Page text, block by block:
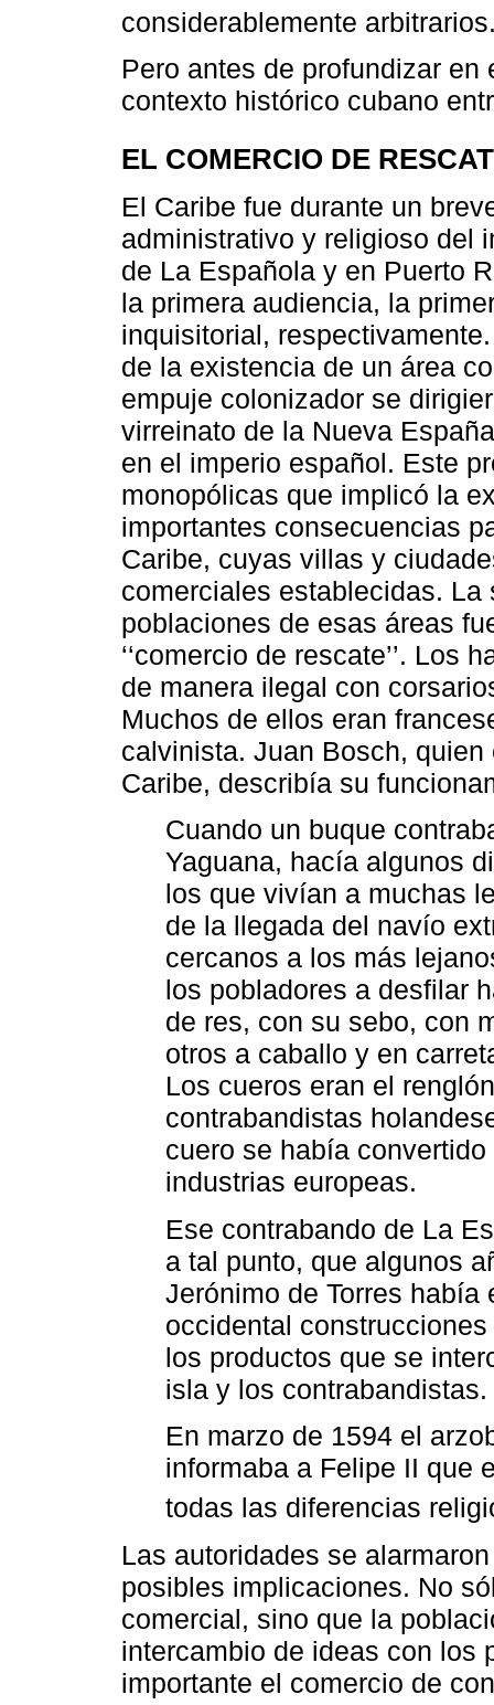
considerablemente
Pero antes de profundizar
contexto histórico cubano
EL COMERCIO DE
El Caribe fue durante un
administrativo y religioso del
de La Española y en Puerto
la primera audiencia, la
inquisitorial,
de la existencia de un área
empuje colonizador se
virreinato de la Nueva
en el imperio español. Este
monopólicas que implicó la
importantes consecuencias
Caribe, cuyas villas y
comerciales establecidas.
poblaciones de esas áreas
‘‘comercio de rescate’’.
de manera ilegal con
Muchos de ellos eran
calvinista. Juan Bosch,
Caribe, describía su
Cuando un buque
Yaguana, hacía algunos
los que vivían a muchas
de la llegada del navío
cercanos a los más
los pobladores a desfilar
de res, con su sebo, con
otros a caballo y en
Los cueros eran el
contrabandistas
cuero se había
industrias europeas.
Ese contrabando de La
a tal punto, que algunos
Jerónimo de Torres
occidental
los productos que se
isla y los contrabandistas.
En marzo de 1594 el
informaba a Felipe II que
todas las diferencias
Las autoridades se
posibles implicaciones. No
comercial, sino que la
intercambio de ideas con los
importante el comercio de